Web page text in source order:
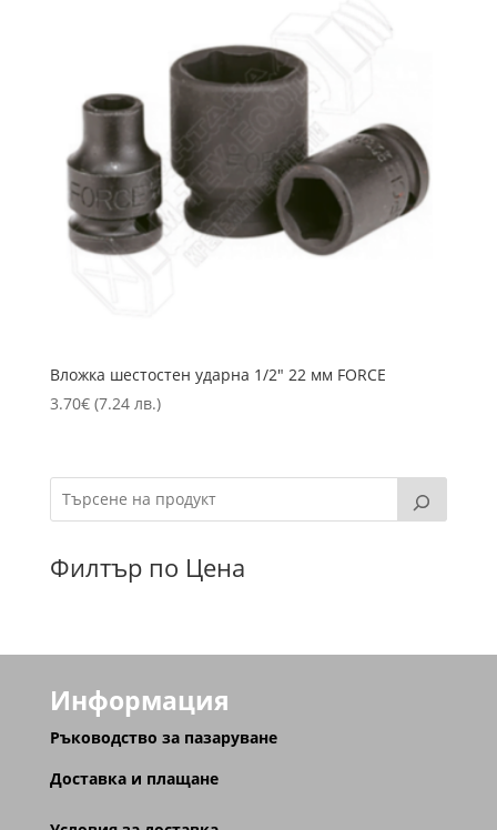
Вложка шестостен ударна 1/2″ 22 мм FORCE
3.70€ (7.24 лв.)
Филтър по Цена
Информация
Ръководство за пазаруване
Доставка и плащане